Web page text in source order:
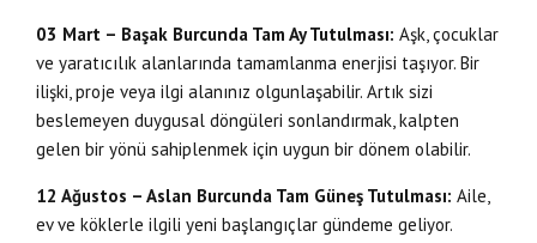
03 Mart – Başak Burcunda Tam Ay Tutulması: Aşk, çocuklar
ve yaratıcılık alanlarında tamamlanma enerjisi taşıyor. Bir
ilişki, proje veya ilgi alanınız olgunlaşabilir. Artık sizi
beslemeyen duygusal döngüleri sonlandırmak, kalpten
gelen bir yönü sahiplenmek için uygun bir dönem olabilir.
12 Ağustos – Aslan Burcunda Tam Güneş Tutulması: Aile,
ev ve köklerle ilgili yeni başlangıçlar gündeme geliyor.